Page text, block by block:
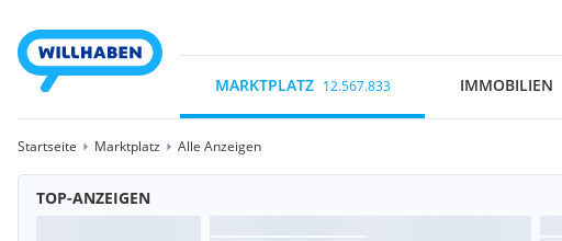
MARKTPLATZ 12.567.833 IMMOBILIEN
Startseite Marktplatz Alle Anzeigen
TOP-ANZEIGEN